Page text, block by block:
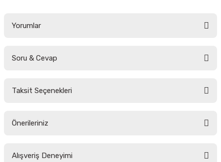
Yorumlar
Soru & Cevap
Taksit Seçenekleri
Önerileriniz
yetersiz gördüğünüz noktaları öneri formunu kullanarak tarafımıza
Alışveriş Deneyimi